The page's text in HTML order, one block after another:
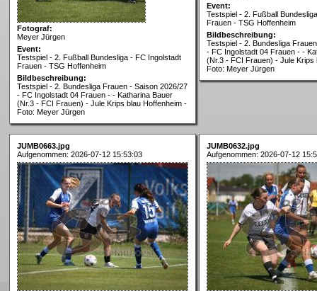
Fotograf:
Meyer Jürgen
Event:
Testspiel - 2. Fußball Bundesliga - FC Ingolstadt
Frauen - TSG Hoffenheim
Bildbeschreibung:
Testspiel - 2. Bundesliga Frauen - Saison 2026/27
- FC Ingolstadt 04 Frauen - - Katharina Bauer
(Nr.3 - FCI Frauen) - Jule Krips blau Hoffenheim -
Foto: Meyer Jürgen
Event:
Testspiel - 2. Fußball
Frauen - TSG Hoffenheim
Bildbeschreibung:
Testspiel - 2. Bundesliga
- FC Ingolstadt 04 Frauen - -
(Nr.3 - FCI Frauen) - Jule Krips
Foto: Meyer Jürgen
JUMB0663.jpg
Aufgenommen: 2026-07-12 15:53:03
JUMB0632.jpg
Aufgenommen: 2026-07-12